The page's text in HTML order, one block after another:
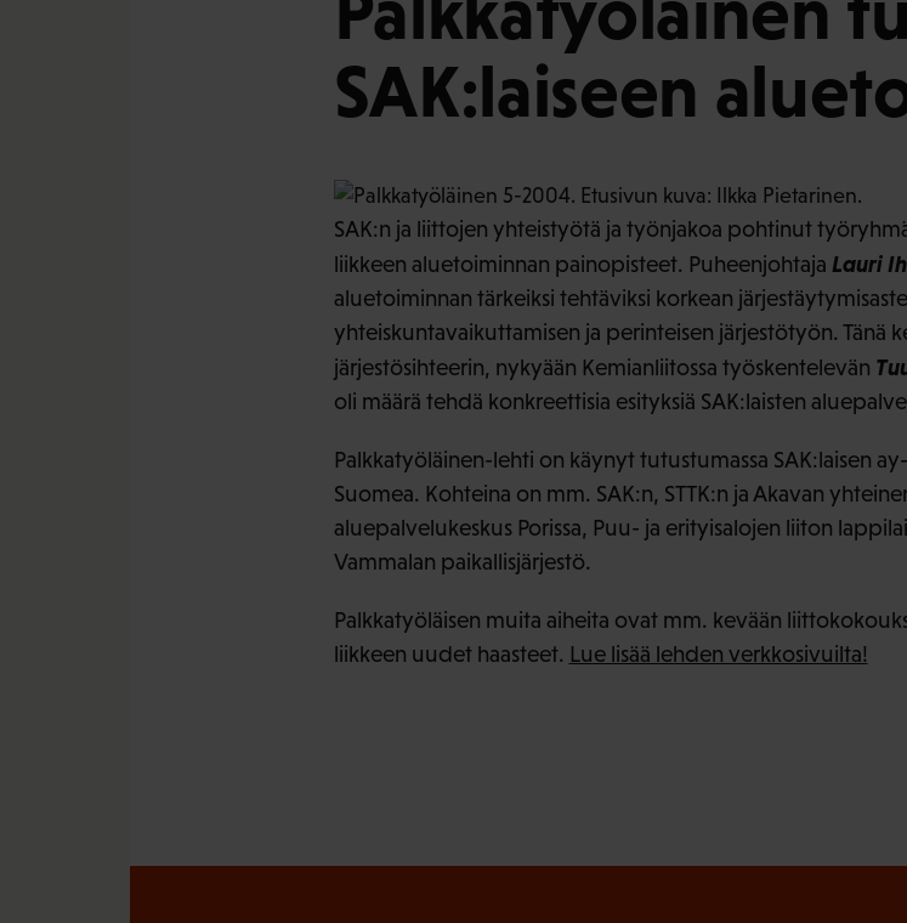
SAK:laiseen
SAK:n ja liittojen yhteistyötä ja työnjakoa pohtinut
liikkeen aluetoiminnan painopisteet. Puheenjohtaja Lauri
aluetoiminnan tärkeiksi tehtäviksi korkean
yhteiskuntavaikuttamisen ja perinteisen järjestötyön. Tänä
järjestösihteerin, nykyään Kemianliitossa työskentelevän
oli määrä tehdä konkreettisia esityksiä SAK:laisten
Palkkatyöläinen-lehti on käynyt tutustumassa SAK:laisen
Suomea. Kohteina on mm. SAK:n, STTK:n ja Akavan
aluepalvelukeskus Porissa, Puu- ja erityisalojen liiton
Vammalan paikallisjärjestö.
Palkkatyöläisen muita aiheita ovat mm. kevään
liikkeen uudet haasteet. Lue lisää lehden verkkosivuilta!